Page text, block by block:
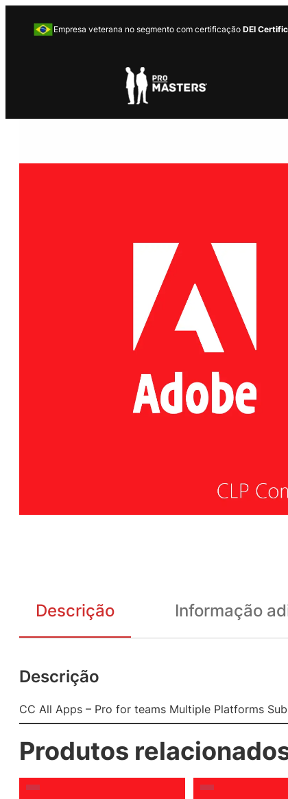
Empresa veterana no segmento com certificação DEI
Descrição Informação
Descrição
CC All Apps – Pro for teams Multiple Platforms
Produtos